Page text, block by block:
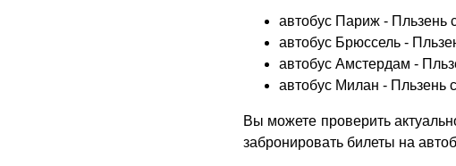
автобус Париж - Пльзень
автобус Брюссель -
автобус Амстердам -
автобус Милан - Пльзень
Вы можете проверить
забронировать билеты на